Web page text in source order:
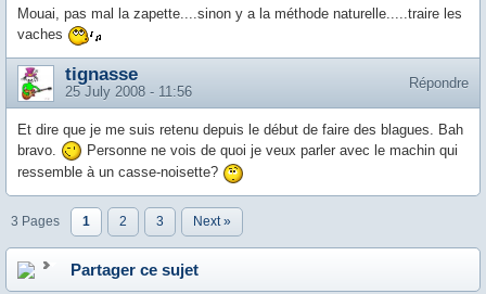
Mouai, pas mal la zapette....sinon y a la méthode naturelle.....traire les
vaches
Répondre
tignasse
25 July 2008 - 11:56
Et dire que je me suis retenu depuis le début de faire des blagues. Bah
bravo.
Personne ne vois de quoi je veux parler avec le machin qui
ressemble à un casse-noisette?
3 Pages 1 2 3 Next »
Partager ce sujet